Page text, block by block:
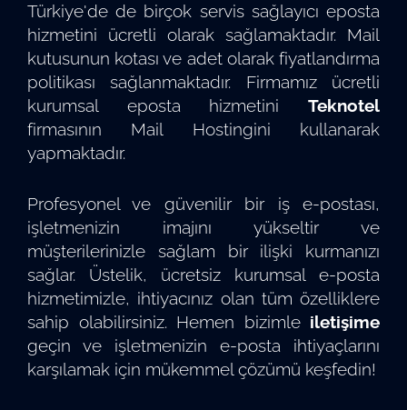
Türkiye'de de birçok servis sağlayıcı eposta
hizmetini ücretli olarak sağlamaktadır. Mail
kutusunun kotası ve adet olarak fiyatlandırma
politikası sağlanmaktadır. Firmamız ücretli
kurumsal eposta hizmetini Teknotel
firmasının Mail Hostingini kullanarak
yapmaktadır.
Profesyonel ve güvenilir bir iş e-postası,
işletmenizin imajını yükseltir ve
müşterilerinizle sağlam bir ilişki kurmanızı
sağlar. Üstelik, ücretsiz kurumsal e-posta
hizmetimizle, ihtiyacınız olan tüm özelliklere
sahip olabilirsiniz. Hemen bizimle iletişime
geçin ve işletmenizin e-posta ihtiyaçlarını
karşılamak için mükemmel çözümü keşfedin!